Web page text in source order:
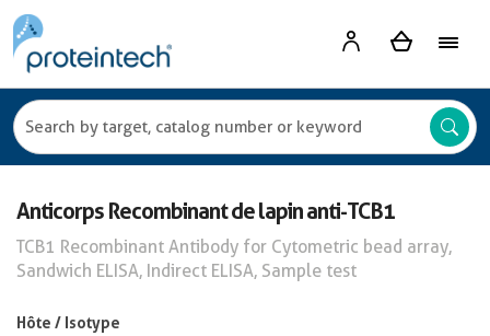
Anticorps Recombinant de lapin anti-TCB1
TCB1 Recombinant Antibody for Cytometric bead array,
Sandwich ELISA, Indirect ELISA, Sample test
Hôte / Isotype